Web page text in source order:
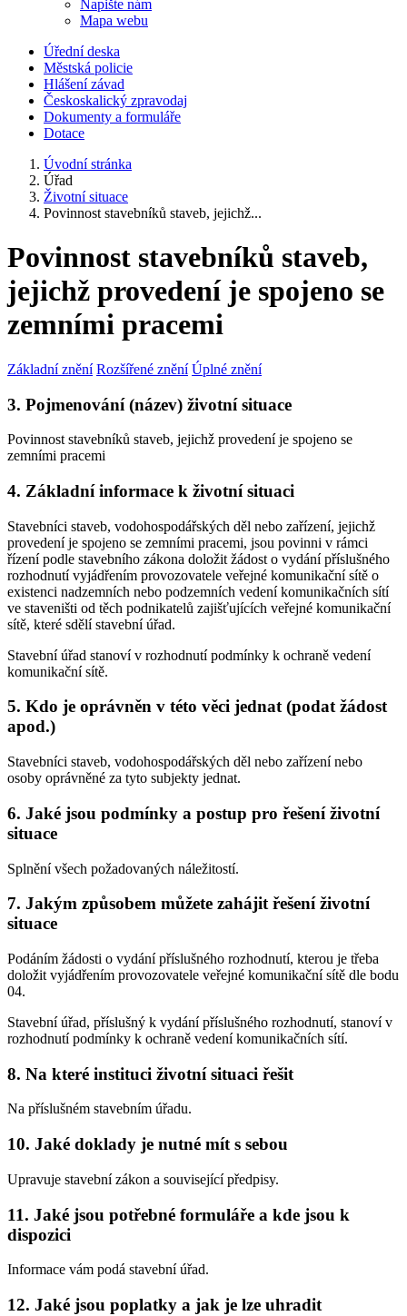
Napište nám
Mapa webu
Úřední deska
Městská policie
Hlášení závad
Českoskalický zpravodaj
Dokumenty a formuláře
Dotace
Úvodní stránka
Úřad
Životní situace
Povinnost stavebníků staveb, jejichž...
Povinnost stavebníků staveb,
jejichž provedení je spojeno se
zemními pracemi
Základní znění Rozšířené znění Úplné znění
3. Pojmenování (název) životní situace
Povinnost stavebníků staveb, jejichž provedení je spojeno se
zemními pracemi
4. Základní informace k životní situaci
Stavebníci staveb, vodohospodářských děl nebo zařízení, jejichž
provedení je spojeno se zemními pracemi, jsou povinni v rámci
řízení podle stavebního zákona doložit žádost o vydání příslušného
rozhodnutí vyjádřením provozovatele veřejné komunikační sítě o
existenci nadzemních nebo podzemních vedení komunikačních sítí
ve staveništi od těch podnikatelů zajišťujících veřejné komunikační
sítě, které sdělí stavební úřad.
Stavební úřad stanoví v rozhodnutí podmínky k ochraně vedení
komunikační sítě.
5. Kdo je oprávněn v této věci jednat (podat žádost
apod.)
Stavebníci staveb, vodohospodářských děl nebo zařízení nebo
osoby oprávněné za tyto subjekty jednat.
6. Jaké jsou podmínky a postup pro řešení životní
situace
Splnění všech požadovaných náležitostí.
7. Jakým způsobem můžete zahájit řešení životní
situace
Podáním žádosti o vydání příslušného rozhodnutí, kterou je třeba
doložit vyjádřením provozovatele veřejné komunikační sítě dle bodu
04.
Stavební úřad, příslušný k vydání příslušného rozhodnutí, stanoví v
rozhodnutí podmínky k ochraně vedení komunikačních sítí.
8. Na které instituci životní situaci řešit
Na příslušném stavebním úřadu.
10. Jaké doklady je nutné mít s sebou
Upravuje stavební zákon a související předpisy.
11. Jaké jsou potřebné formuláře a kde jsou k
dispozici
Informace vám podá stavební úřad.
12. Jaké jsou poplatky a jak je lze uhradit